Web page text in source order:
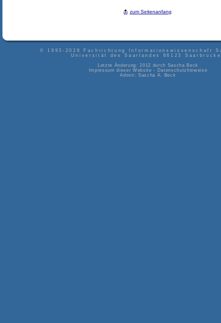
zum Seitenanfang
© 1993-2026 Fachrichtung Informationswissenschaft
Universität des Saarlandes
66123
Letzte Änderung: 2012 durch Sascha Beck
Impressum dieser Website - Datenschutzhinweise
Admin:Sascha A. Beck